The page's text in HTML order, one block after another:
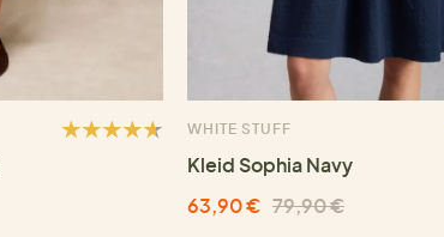
WHITE STUFF
Kleid Sophia Navy
63,90 € 79,90 €